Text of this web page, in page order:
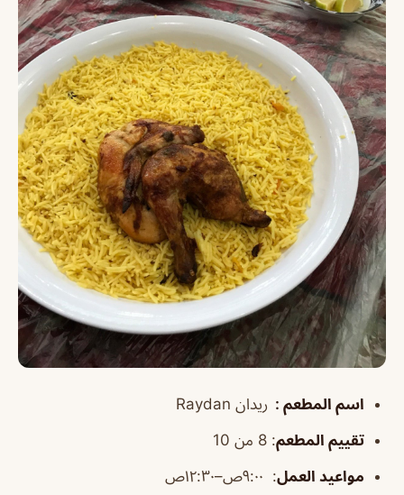
اسم المطعم : ريدان Raydan
تقييم المطعم:
مواعيد العمل: